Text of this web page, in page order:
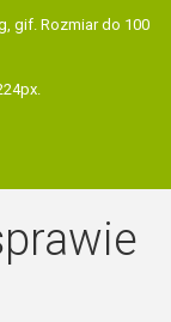
gif. Rozmiar do 100